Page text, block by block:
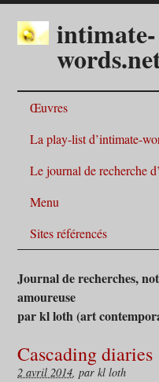
intimate-
Œuvres
La play-list d’intimate-
Le journal de recherche
Menu
Sites référencés
Journal de recherches,
amoureuse
par kl loth (art
Cascading diaries
2 avril 2014, par kl loth